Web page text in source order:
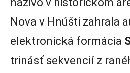
Nova v Hnúšti zahrala
elektronická formácia
trinásť sekvencií z